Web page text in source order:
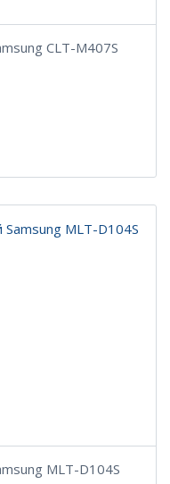
CLT-M407S
MLT-D104S